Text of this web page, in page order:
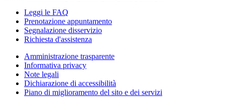
Leggi le FAQ
Prenotazione appuntamento
Segnalazione disservizio
Richiesta d'assistenza
Amministrazione trasparente
Informativa privacy
Note legali
Dichiarazione di accessibilità
Piano di miglioramento del sito e dei servizi